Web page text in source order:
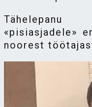
Tähelepanu
«pisiasjadele»
noorest